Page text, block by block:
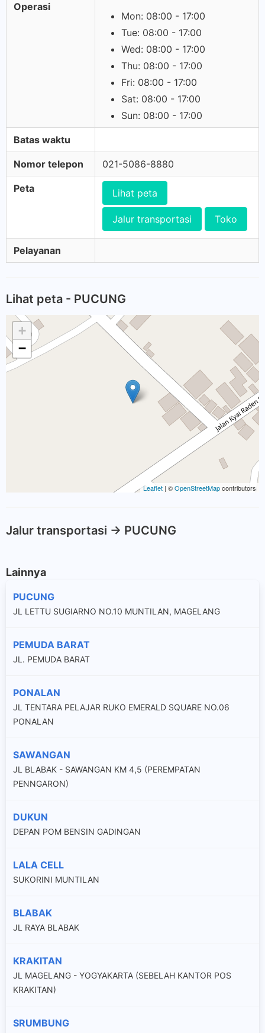
Operasi
Mon: 08:00 - 17:00
Tue: 08:00 - 17:00
Wed: 08:00 - 17:00
Thu: 08:00 - 17:00
Fri: 08:00 - 17:00
Sat: 08:00 - 17:00
Sun: 08:00 - 17:00
Batas waktu
Nomor telepon 021-5086-8880
Peta Lihat peta
Jalur transportasi Toko
Pelayanan
Lihat peta - PUCUNG
+
−
Leaflet | ©OpenStreetMapcontributors
Jalur transportasi -> PUCUNG
Lainnya
PUCUNG
JL LETTU SUGIARNO NO.10 MUNTILAN, MAGELANG
PEMUDA BARAT
JL. PEMUDA BARAT
PONALAN
JL TENTARA PELAJAR RUKO EMERALD SQUARE NO.06
PONALAN
SAWANGAN
JL BLABAK - SAWANGAN KM 4,5 (PEREMPATAN
PENNGARON)
DUKUN
DEPAN POM BENSIN GADINGAN
LALA CELL
SUKORINI MUNTILAN
BLABAK
JL RAYA BLABAK
KRAKITAN
JL MAGELANG - YOGYAKARTA (SEBELAH KANTOR POS
KRAKITAN)
SRUMBUNG